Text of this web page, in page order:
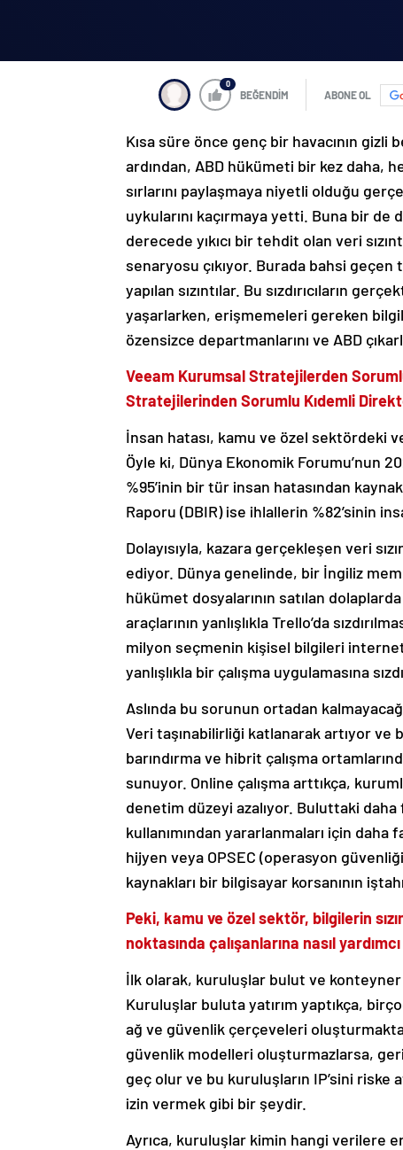
0
BEĞENDİM ABONE OL
Kısa süre önce genç bir havacının gizli
ardından, ABD hükümeti bir kez daha,
sırlarını paylaşmaya niyetli olduğu
uykularını kaçırmaya yetti. Buna bir de
derecede yıkıcı bir tehdit olan veri
senaryosu çıkıyor. Burada bahsi
yapılan sızıntılar. Bu sızdırıcıların
yaşarlarken, erişmemeleri gereken
özensizce departmanlarını ve ABD
Veeam Kurumsal Stratejilerden
Stratejilerinden Sorumlu Kıdemli
İnsan hatası, kamu ve özel sektördeki
Öyle ki, Dünya Ekonomik Forumu’nun
%95’inin bir tür insan hatasından
Raporu (DBIR) ise ihlallerin %82’sinin
Dolayısıyla, kazara gerçekleşen veri
ediyor. Dünya genelinde, bir İngiliz
hükümet dosyalarının satılan
araçlarının yanlışlıkla Trello’da
milyon seçmenin kişisel bilgileri
yanlışlıkla bir çalışma uygulamasına
Aslında bu sorunun ortadan
Veri taşınabilirliği katlanarak artıyor
barındırma ve hibrit çalışma
sunuyor. Online çalışma arttıkça,
denetim düzeyi azalıyor. Buluttaki
kullanımından yararlanmaları için
hijyen veya OPSEC (operasyon
kaynakları bir bilgisayar korsanının
Peki, kamu ve özel sektör, bilgilerin
noktasında çalışanlarına nasıl
İlk olarak, kuruluşlar bulut ve
Kuruluşlar buluta yatırım yaptıkça,
ağ ve güvenlik çerçeveleri
güvenlik modelleri oluşturmazlarsa,
geç olur ve bu kuruluşların IP’sini
izin vermek gibi bir şeydir.
Ayrıca, kuruluşlar kimin hangi verilere